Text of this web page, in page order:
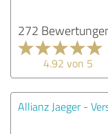
272
4.92 von 5
Allianz Jaeger -